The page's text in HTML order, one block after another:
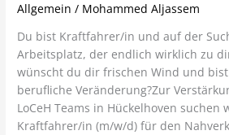
Allgemein / Mohammed Aljassem
Du bist Kraftfahrer/in und auf der
Arbeitsplatz, der endlich wirklich zu
wünscht du dir frischen Wind und
berufliche Veränderung?Zur
LoCeH Teams in Hückelhoven suchen
Kraftfahrer/in (m/w/d) für den